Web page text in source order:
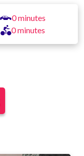
0 minutes
0 minutes